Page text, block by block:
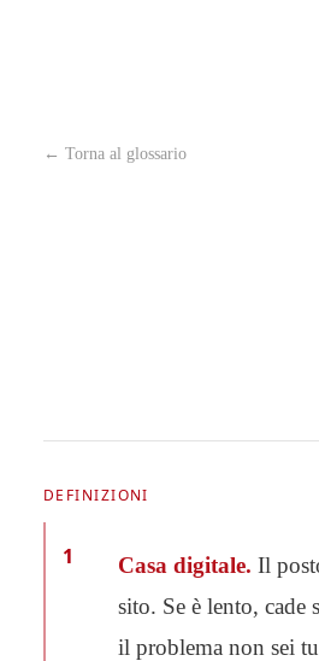
← Torna al glossario
DEFINIZIONI
1 Casa digitale. Il
sito. Se è lento, cade
il problema non sei